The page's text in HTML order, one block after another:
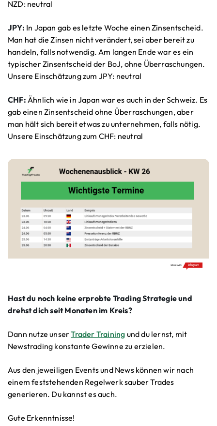
NZD: neutral
JPY: In Japan gab es letzte Woche einen Zinsentscheid.
Man hat die Zinsen nicht verändert, sei aber bereit zu
handeln, falls notwendig. Am langen Ende war es ein
typischer Zinsentscheid der BoJ, ohne Überraschungen.
Unsere Einschätzung zum JPY: neutral
CHF: Ähnlich wie in Japan war es auch in der Schweiz. Es
gab einen Zinsentscheid ohne Überraschungen, aber
man hält sich bereit etwas zu unternehmen, falls nötig.
Unsere Einschätzung zum CHF: neutral
Hast du noch keine erprobte Trading Strategie und
drehst dich seit Monaten im Kreis?
Dann nutze unserTrader Training und du lernst, mit
Newstrading konstante Gewinne zu erzielen.
Aus den jeweiligen Events und News können wir nach
einem feststehenden Regelwerk sauber Trades
generieren. Du kannst es auch.
Gute Erkenntnisse!